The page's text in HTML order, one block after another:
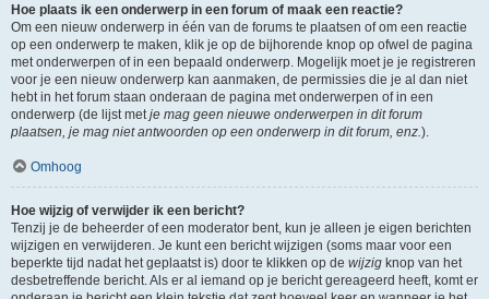
Hoe plaats ik een onderwerp in een forum of maak een reactie?
Om een nieuw onderwerp in één van de forums te plaatsen of om een reactie
op een onderwerp te maken, klik je op de bijhorende knop op ofwel de pagina
met onderwerpen of in een bepaald onderwerp. Mogelijk moet je je registreren
voor je een nieuw onderwerp kan aanmaken, de permissies die je al dan niet
hebt in het forum staan onderaan de pagina met onderwerpen of in een
onderwerp (de lijst met je mag geen nieuwe onderwerpen in dit forum
plaatsen, je mag niet antwoorden op een onderwerp in dit forum, enz. ).
Omhoog
Hoe wijzig of verwijder ik een bericht?
Tenzij je de beheerder of een moderator bent, kun je alleen je eigen berichten
wijzigen en verwijderen. Je kunt een bericht wijzigen (soms maar voor een
beperkte tijd nadat het geplaatst is) door te klikken op de wijzig knop van het
desbetreffende bericht. Als er al iemand op je bericht gereageerd heeft, komt er